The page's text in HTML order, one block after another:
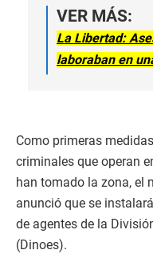
VER MÁS:
La Libertad:
laboraban en
Como primeras
criminales que operan
han tomado la zona, el
anunció que se
de agentes de la
(Dinoes).